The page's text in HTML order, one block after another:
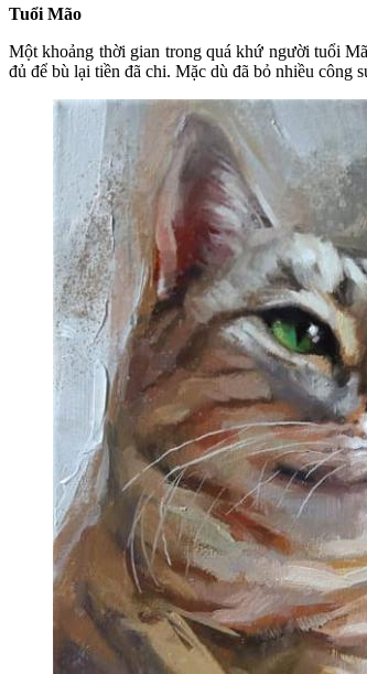
Tuổi Mão
Một khoảng thời gian trong quá khứ người tuổi
đủ để bù lại tiền đã chi. Mặc dù đã bỏ nhiều công